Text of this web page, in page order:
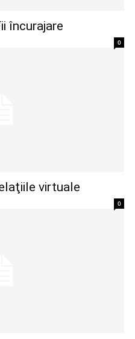
încurajare
0
virtuale
0